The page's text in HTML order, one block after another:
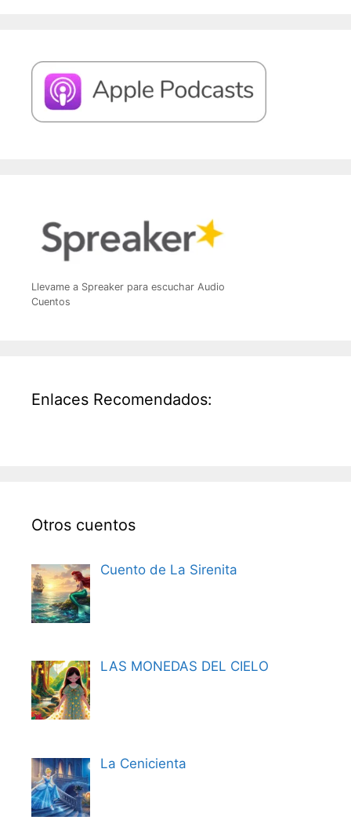
Llevame a Spreaker para escuchar Audio
Cuentos
Enlaces Recomendados:
Otros cuentos
Cuento de La Sirenita
LAS MONEDAS DEL CIELO
La Cenicienta